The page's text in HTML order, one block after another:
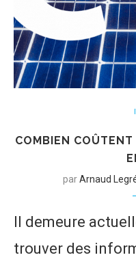
COMBIEN
parArnaud
Il demeure
trouver des